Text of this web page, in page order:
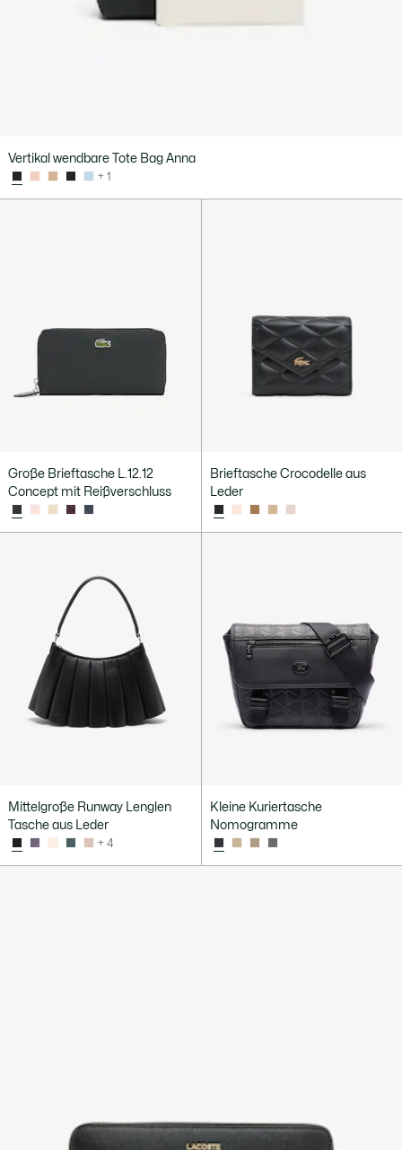
Vertikal wendbare Tote Bag Anna
+ 1
Große Brieftasche L.12.12
Concept mit Reißverschluss
Brieftasche Crocodelle aus
Leder
Mittelgroße Runway Lenglen
Tasche aus Leder
+ 4
Kleine Kuriertasche
Nomogramme